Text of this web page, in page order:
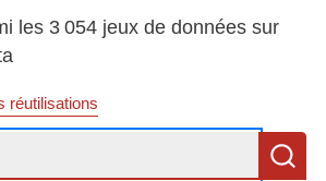
les 3 054 jeux de données sur
réutilisations